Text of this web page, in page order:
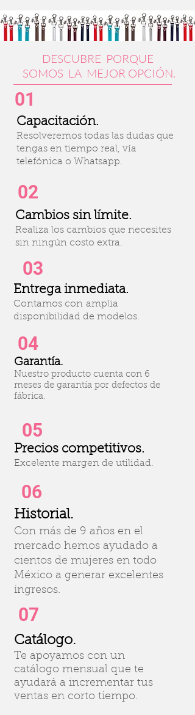
DESCUBRE PORQUE
SOMOS LA MEJOR OPCIÓN.
01
Capacitación.
Resolveremos todas las dudas que
tengas en tiempo real, vía
telefónica o Whatsapp.
02
Cambios sin límite.
Realiza los cambios que necesites
sin ningún costo extra.
03
Entrega inmediata.
Contamos con amplia
disponibilidad de modelos.
Garantía.
Nuestro producto cuenta con 6
meses de garantía por defectos de
fábrica.
04
05
Precios competitivos.
Excelente margen de utilidad.
06
07
Historial.
Con más de 9 años en el
mercado hemos ayudado a
cientos de mujeres en todo
México a generar excelentes
ingresos.
Catálogo.
Te apoyamos con un
catálogo mensual que te
ayudará a incrementar tus
ventas en corto tiempo.